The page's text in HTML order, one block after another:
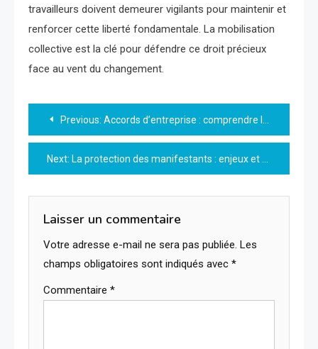
travailleurs doivent demeurer vigilants pour maintenir et
renforcer cette liberté fondamentale. La mobilisation
collective est la clé pour défendre ce droit précieux
face au vent du changement.
Navigation
de
l’article
Previous: Accords d’entreprise : comprendre leur impact sur la vie professionnelle
Next: La protection des manifestants : enjeux et stratégies éducatives
Laisser un commentaire
Votre adresse e-mail ne sera pas publiée. Les
champs obligatoires sont indiqués avec *
Commentaire *